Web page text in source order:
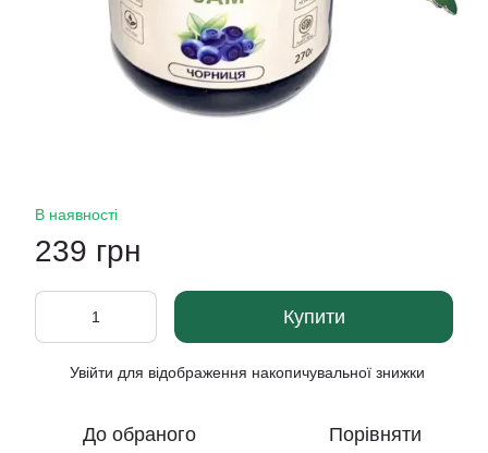
В наявності
239 грн
Купити
Увійти для відображення накопичувальної знижки
До обраного Порівняти